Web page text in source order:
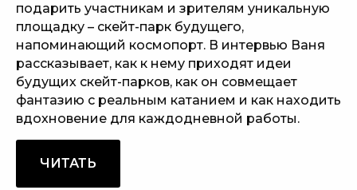
подарить участникам и зрителям уникальную
площадку – скейт-парк будущего,
напоминающий космопорт. В интервью Ваня
рассказывает, как к нему приходят идеи
будущих скейт-парков, как он совмещает
фантазию с реальным катанием и как находить
вдохновение для каждодневной работы.
ЧИТАТЬ